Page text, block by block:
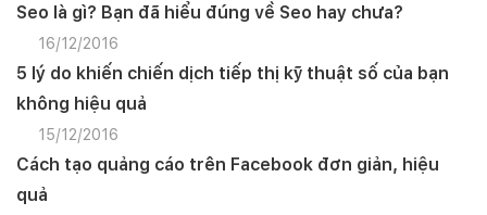
Seo là gì? Bạn đã hiểu đúng về Seo hay chưa?
16/12/2016
5 lý do khiến chiến dịch tiếp thị kỹ thuật số của bạn
không hiệu quả
15/12/2016
Cách tạo quảng cáo trên Facebook đơn giản, hiệu
quả